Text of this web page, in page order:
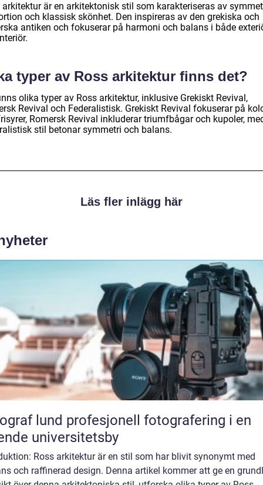
arkitektur är en arkitektonisk stil som karakteriseras av
och klassisk skönhet. Den inspireras av den grekiska och
antiken och fokuserar på harmoni och balans i både
typer av Ross arkitektur finns det?
olika typer av Ross arkitektur, inklusive Grekiskt Revival,
Revival och Federalistisk. Grekiskt Revival fokuserar på
Romersk Revival inkluderar triumfbågar och kupoler,
stil betonar symmetri och balans.
Läs fler inlägg här
profesjonell fotografering i en
universitetsby
Ross arkitektur är en stil som har blivit synonymt med
och raffinerad design. Denna artikel kommer att ge en